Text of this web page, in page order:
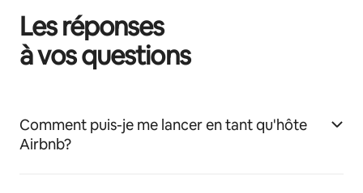
Les réponses
à vos questions
Comment puis-je me lancer en tant qu'hôte
Airbnb?